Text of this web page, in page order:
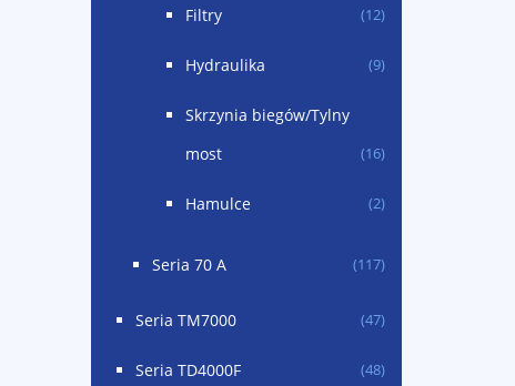
Filtry (12)
Hydraulika (9)
Skrzynia biegów/Tylny
most
(16)
Hamulce (2)
Seria 70 A (117)
Seria TM7000 (47)
Seria TD4000F (48)